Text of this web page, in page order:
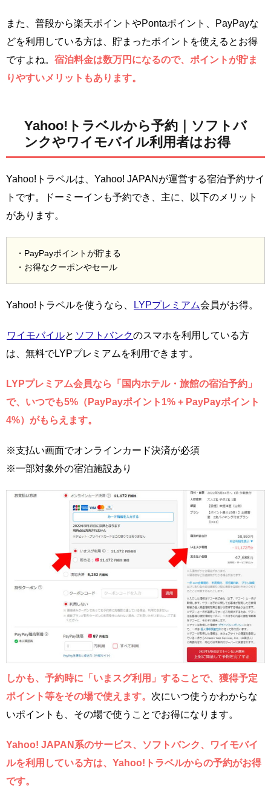
また、普段から楽天ポイントやPontaポイント、PayPayな
どを利用している方は、貯まったポイントを使えるとお得
ですよね。 宿泊料金は数万円になるので、ポイントが貯ま
りやすいメリットもあります。
Yahoo!トラベルから予約｜ソフトバ
ンクやワイモバイル利用者はお得
Yahoo!トラベルは、Yahoo! JAPANが運営する宿泊予約サイ
トです。ドーミーインも予約でき、主に、以下のメリット
があります。
・PayPayポイントが貯まる
・お得なクーポンやセール
Yahoo!トラベルを使うなら、 LYPプレミアム会員がお得。
ワイモバイルと ソフトバンクのスマホを利用している方
は、無料でLYPプレミアムを利用できます。
LYPプレミアム会員なら「国内ホテル・旅館の宿泊予約」
で、いつでも5%（PayPayポイント1% + PayPayポイント
4%）がもらえます。
※支払い画面でオンラインカード決済が必須
※一部対象外の宿泊施設あり
しかも、予約時に「いまスグ利用」することで、獲得予定
ポイント等をその場で使えます。 次にいつ使うかわからな
いポイントも、その場で使うことでお得になります。
Yahoo! JAPAN系のサービス、ソフトバンク、ワイモバイ
ルを利用している方は、Yahoo!トラベルからの予約がお得
です。